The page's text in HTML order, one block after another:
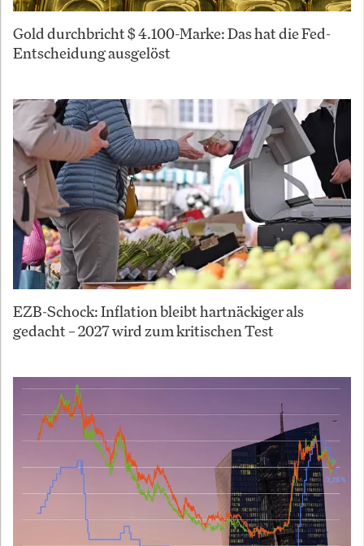
Gold durchbricht $ 4.100-Marke: Das hat die Fed-
Entscheidung ausgelöst
EZB-Schock: Inflation bleibt hartnäckiger als
gedacht – 2027 wird zum kritischen Test